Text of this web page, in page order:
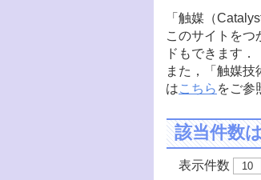
「触媒（
このサイトをつ
ドもできます．
また，「触媒
はこちら をご参
該当件数
表示件数 10